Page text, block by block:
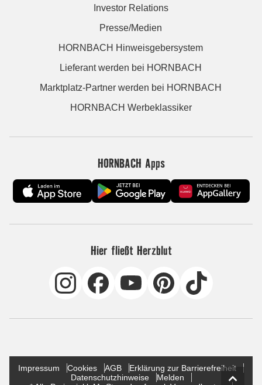
Investor Relations
Presse/Medien
HORNBACH Hinweisgebersystem
Lieferant werden bei HORNBACH
Marktplatz-Partner werden bei HORNBACH
HORNBACH Werbeklassiker
HORNBACH Apps
Hier fließt Herzblut
Impressum Cookies AGB
Erklärung zur Barrierefreiheit
Datenschutzhinweise
Melden